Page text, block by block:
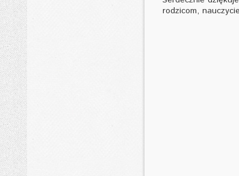
rodzicom,